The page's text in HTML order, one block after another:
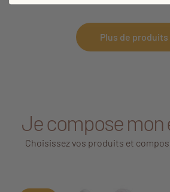
Plus de produits
Je compose mon
Choisissez vos produits et